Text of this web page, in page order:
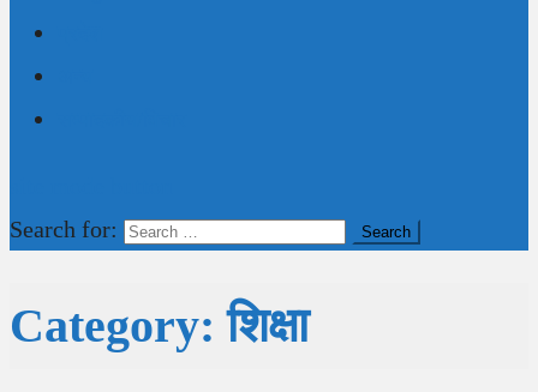
Search for:
Category:शिक्षा